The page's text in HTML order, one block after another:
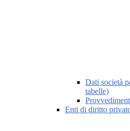
Dati società
tabelle)
Enti di diritto